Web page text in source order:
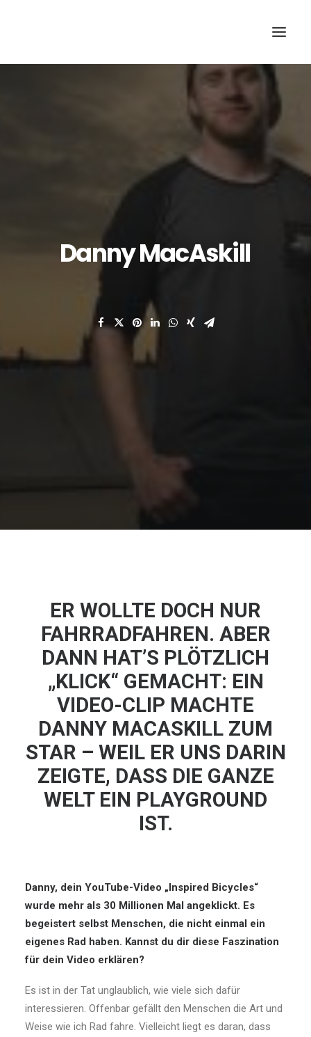
DannyMacAskill
ER WOLLTE DOCH NUR
FAHRRADFAHREN. ABER
DANN HAT’S PLÖTZLICH
„KLICK“ GEMACHT: EIN
VIDEO-CLIP MACHTE
DANNY MACASKILL ZUM
STAR – WEIL ER UNS DARIN
ZEIGTE, DASS DIE GANZE
WELT EIN PLAYGROUND
IST.
Danny, dein YouTube-Video „Inspired Bicycles“
wurde mehr als 30 Millionen Mal angeklickt. Es
begeistert selbst Menschen, die nicht einmal ein
eigenes Rad haben. Kannst du dir diese Faszination
für dein Video erklären?
Es ist in der Tat unglaublich, wie viele sich dafür
interessieren. Offenbar gefällt den Menschen die Art und
Weise wie ich Rad fahre. Vielleicht liegt es daran, dass